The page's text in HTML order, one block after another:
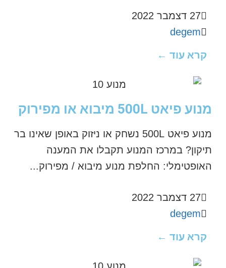
27 דצמבר 2022
degem
קרא עוד ←
מנוע פיאט 500L מיבוא או מפירוק
מנוע פיאט 500L נשחק או ניזוק באופן שאינו בר
תיקון? במרכז המנוע תקבלו את המענה
האופטימלי: החלפת מנוע מיבוא / מפירוק...
27 דצמבר 2022
degem
קרא עוד ←